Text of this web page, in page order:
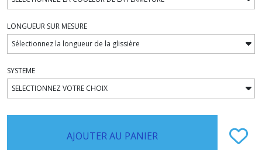
LONGUEUR SUR MESURE
SYSTEME
AJOUTER AU PANIER